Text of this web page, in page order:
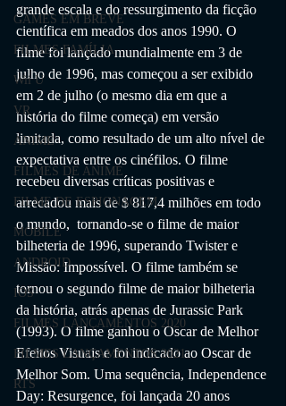
GAMES EM BREVE
FILMES FAMÍLIA
Wii U
VR
ANIME
FILMES DE ANIME
FILME DE ESPIONAGEM
MOBILE
ANDROID
IOS
FILMES LANÇAMENTOS 2020
FILMES LANÇAMENTOS 2021
RTS
grande escala e do ressurgimento da ficção
científica em meados dos anos 1990. O
filme foi lançado mundialmente em 3 de
julho de 1996, mas começou a ser exibido
em 2 de julho (o mesmo dia em que a
história do filme começa) em versão
limitada, como resultado de um alto nível de
expectativa entre os cinéfilos. O filme
recebeu diversas críticas positivas e
arrecadou mais de $ 817,4 milhões em todo
o mundo,  tornando-se o filme de maior
bilheteria de 1996, superando Twister e
Missão: Impossível. O filme também se
tornou o segundo filme de maior bilheteria
da história, atrás apenas de Jurassic Park
(1993). O filme ganhou o Oscar de Melhor
Efeitos Visuais e foi indicado ao Oscar de
Melhor Som. Uma sequência, Independence
Day: Resurgence, foi lançada 20 anos